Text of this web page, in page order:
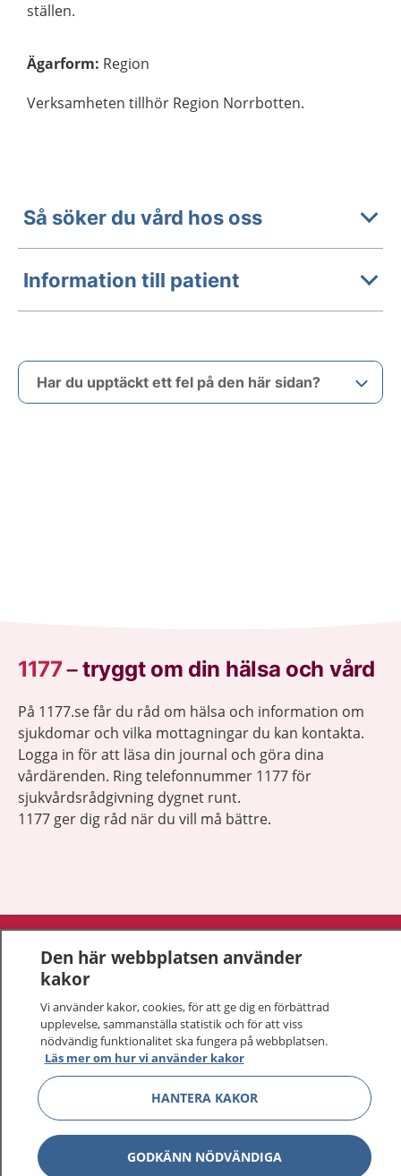
ställen.
Ägarform: Region
Verksamheten tillhör Region Norrbotten.
Så söker du vård hos oss
Information till patient
Har du upptäckt ett fel på den här sidan?
1177–tryggt om din hälsa och vård
På 1177.se får du råd om hälsa och information om
sjukdomar och vilka mottagningar du kan kontakta.
Logga in för att läsa din journal och göra dina
vårdärenden. Ring telefonnummer 1177 för
sjukvårdsrådgivning dygnet runt.
1177 ger dig råd när du vill må bättre.
Visa
Om 1177
Kontakt
Behandling av personuppgifter
Hantering av kakor
Den här webbplatsen använder
kakor
Vi använder kakor, cookies, för att ge dig en förbättrad
upplevelse, sammanställa statistik och för att viss
nödvändig funktionalitet ska fungera på webbplatsen.
Läs mer om hur vi använder kakor
HANTERA KAKOR
GODKÄNN NÖDVÄNDIGA